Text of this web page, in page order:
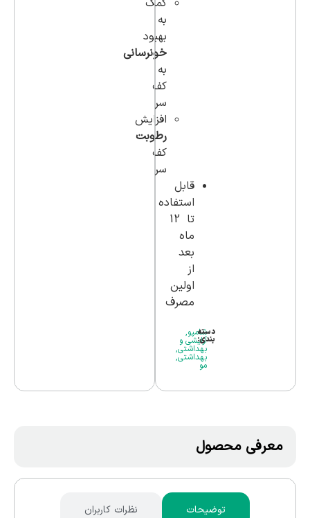
کمک
به
بهبود
خونرسانی
به
کف
سر
افزایش
رطوبت
کف
سر
قابل
استفاده
تا 12
ماه
بعد
از
اولین
مصرف
شامپو,
آرایشی و
بهداشتی,
بهداشتی,
مو
دسته
بندی:
معرفی محصول
توضیحات نظرات کاربران